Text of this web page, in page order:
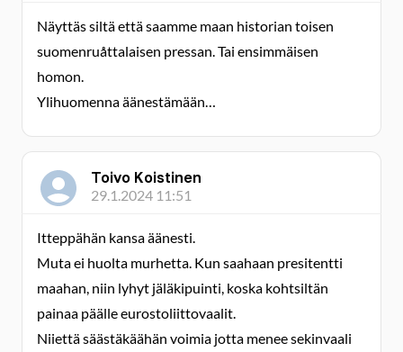
Näyttäs siltä että saamme maan historian toisen
suomenruåttalaisen pressan. Tai ensimmäisen
homon.
Ylihuomenna äänestämään…
Toivo Koistinen
29.1.2024 11:51
Itteppähän kansa äänesti.
Muta ei huolta murhetta. Kun saahaan presitentti
maahan, niin lyhyt jäläkipuinti, koska kohtsiltän
painaa päälle eurostoliittovaalit.
Niiettä säästäkäähän voimia jotta menee sekinvaali